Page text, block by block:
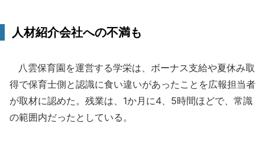
人材紹介会社への不満も
八雲保育園を運営する学栄は、ボーナス支給や夏休み取
得で保育士側と認識に食い違いがあったことを広報担当者
が取材に認めた。残業は、1か月に4、5時間ほどで、常識
の範囲内だったとしている。